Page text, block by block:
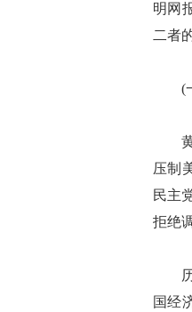
明网
二者
(一)
黄
压制
民主
拒绝
历
国经